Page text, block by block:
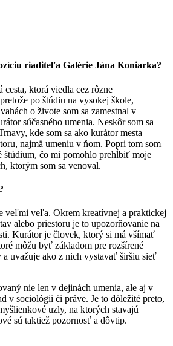
riaditeľa Galérie Jána Koniarka?
cesta, ktorá viedla cez rôzne
po štúdiu na vysokej škole,
o živote som sa zamestnal v
súčasného umenia. Neskôr som sa
kde som sa ako kurátor mesta
najmä umeniu v ňom. Popri tom som
štúdium, čo mi pomohlo prehĺbiť moje
ktorým som sa venoval.
veľmi veľa. Okrem kreatívnej a praktickej
alebo priestoru je to upozorňovanie na
Kurátor je človek, ktorý si má všímať
môžu byť základom pre rozšírené
uvažuje ako z nich vystavať širšiu sieť
nie len v dejinách umenia, ale aj v
v sociológii či práve. Je to dôležité preto,
uzly, na ktorých stavajú
sú taktiež pozornosť a dôvtip.